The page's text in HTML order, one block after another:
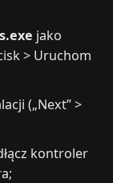
jako
> Uruchom
(„Next” >
kontroler